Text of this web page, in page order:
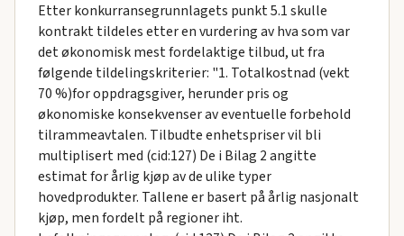
Etter konkurransegrunnlagets punkt 5.1 skulle
kontrakt tildeles etter en vurdering av hva som var
det økonomisk mest fordelaktige tilbud, ut fra
følgende tildelingskriterier: "1. Totalkostnad (vekt
70 %)for oppdragsgiver, herunder pris og
økonomiske konsekvenser av eventuelle forbehold
tilrammeavtalen. Tilbudte enhetspriser vil bli
multiplisert med (cid:127) De i Bilag 2 angitte
estimat for årlig kjøp av de ulike typer
hovedprodukter. Tallene er basert på årlig nasjonalt
kjøp, men fordelt på regioner iht.